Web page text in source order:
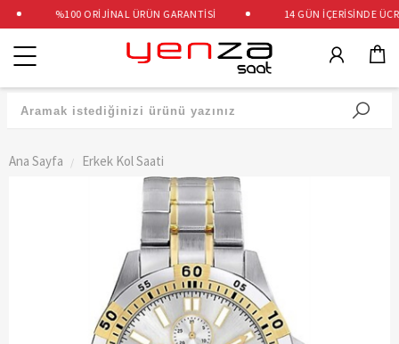
%100 ORİJİNAL ÜRÜN GARANTİSİ 14 GÜN İÇERİSİNDE
Kategoriler
Ana Sayfa Erkek Kol Saati